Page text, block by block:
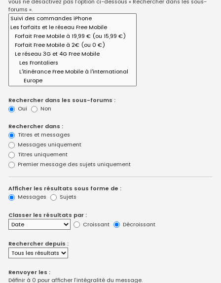
forums ».
Rechercher dans les sous-forums :
Oui
Non
Rechercher dans :
Titres et messages
Messages uniquement
Titres uniquement
Premier message des sujets uniquement
Afficher les résultats sous forme de :
Messages
Sujets
Classer les résultats par :
Croissant
Décroissant
Rechercher depuis :
Renvoyer les :
Définir à 0 pour afficher l’intégralité du message.